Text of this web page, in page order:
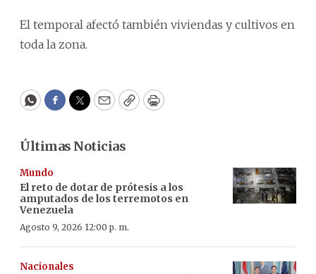
El temporal afectó también viviendas y cultivos en
toda la zona.
WhatsApp
Facebook
Twitter
EmailCopyPrint
Últimas Noticias
Mundo
El reto de dotar de prótesis a los
amputados de los terremotos en
Venezuela
Agosto 9, 2026 12:00 p. m.
Nacionales